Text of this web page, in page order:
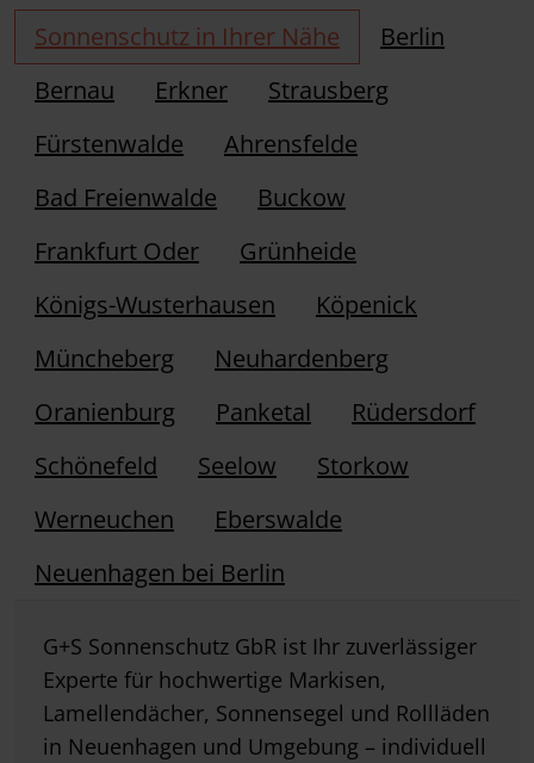
Sonnenschutz in Ihrer Nähe
Berlin
Bernau
Erkner
Strausberg
Fürstenwalde
Ahrensfelde
Bad Freienwalde
Buckow
Frankfurt Oder
Grünheide
Königs-Wusterhausen
Köpenick
Müncheberg
Neuhardenberg
Oranienburg
Panketal
Rüdersdorf
Schönefeld
Seelow
Storkow
Werneuchen
Eberswalde
Neuenhagen bei Berlin
G+S Sonnenschutz GbR ist Ihr zuverlässiger
Experte für hochwertige Markisen,
Lamellendächer, Sonnensegel und Rollläden
in Neuenhagen und Umgebung – individuell